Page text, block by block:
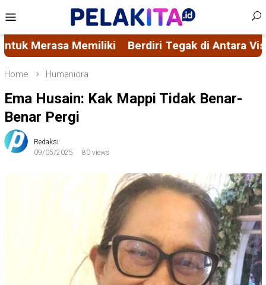
to
content
Menu
Tegak di Antara Visi Misi FORMAS dan Ascacita
Home Humaniora
Ema Husain: Kak Mappi Tidak Benar-
Benar Pergi
Redaksi
09/05/2025
80 views